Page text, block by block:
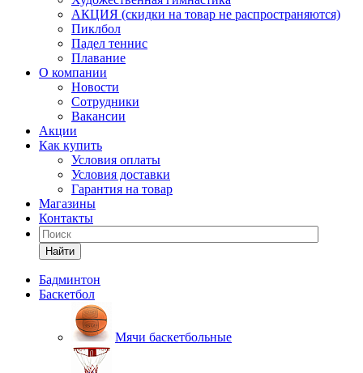
АКЦИЯ (скидки на товар не распространяются)
Пиклбол
Падел теннис
Плавание
О компании
Новости
Сотрудники
Вакансии
Акции
Как купить
Условия оплаты
Условия доставки
Гарантия на товар
Магазины
Контакты
Найти
Бадминтон
Баскетбол
Мячи баскетбольные